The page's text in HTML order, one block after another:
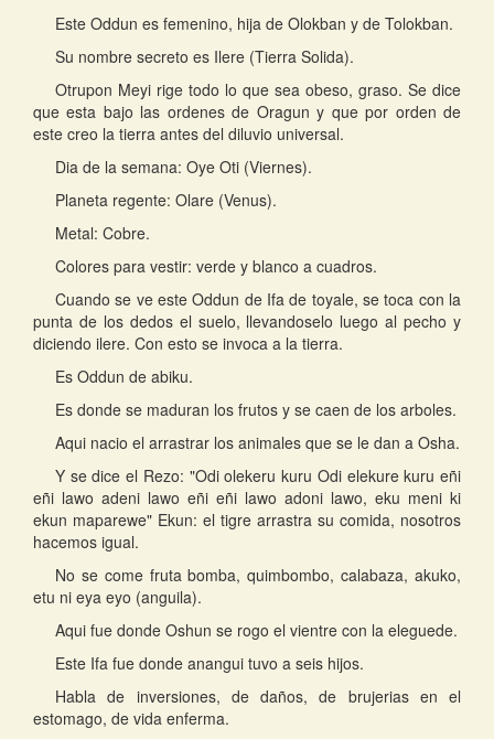
Este Oddun es femenino, hija de Olokban y de Tolokban.
Su nombre secreto es Ilere (Tierra Solida).
Otrupon Meyi rige todo lo que sea obeso, graso. Se dice
que esta bajo las ordenes de Oragun y que por orden de
este creo la tierra antes del diluvio universal.
Dia de la semana: Oye Oti (Viernes).
Planeta regente: Olare (Venus).
Metal: Cobre.
Colores para vestir: verde y blanco a cuadros.
Cuando se ve este Oddun de Ifa de toyale, se toca con la
punta de los dedos el suelo, llevandoselo luego al pecho y
diciendo ilere. Con esto se invoca a la tierra.
Es Oddun de abiku.
Es donde se maduran los frutos y se caen de los arboles.
Aqui nacio el arrastrar los animales que se le dan a Osha.
Y se dice el Rezo: "Odi olekeru kuru Odi elekure kuru eñi
eñi lawo adeni lawo eñi eñi lawo adoni lawo, eku meni ki
ekun maparewe" Ekun: el tigre arrastra su comida, nosotros
hacemos igual.
No se come fruta bomba, quimbombo, calabaza, akuko,
etu ni eya eyo (anguila).
Aqui fue donde Oshun se rogo el vientre con la eleguede.
Este Ifa fue donde anangui tuvo a seis hijos.
Habla de inversiones, de daños, de brujerias en el
estomago, de vida enferma.